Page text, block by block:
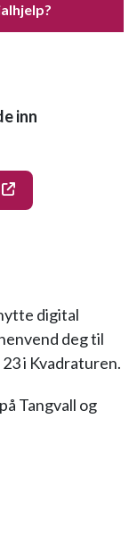
inn
digital
deg til
i Kvadraturen.
Tangvall og